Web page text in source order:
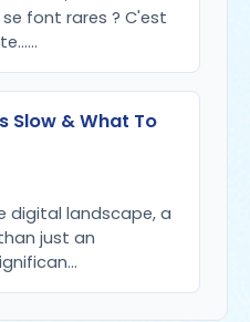
font rares ? C'est
Slow & What To
digital landscape, a
just an